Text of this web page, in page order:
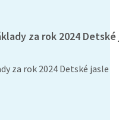
za rok 2024 Detské
za rok 2024 Detské jasle